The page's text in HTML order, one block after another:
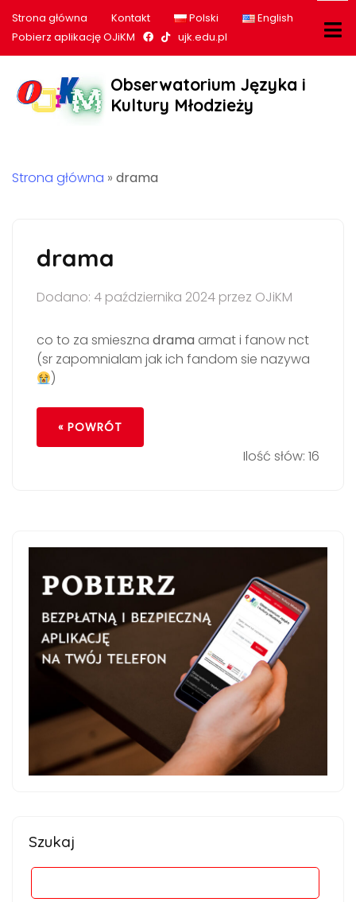
Strona główna Kontakt Polski
English
Pobierz aplikację OJiKM
Nasz profil na Facebook
Nasz profil na tiktok
ujk.edu.pl
Obserwatorium Języka i
Kultury Młodzieży
Strona główna » drama
drama
Dodano: 4 października 2024 przez OJiKM
co to za smieszna drama armat i fanow nct
(sr zapomnialam jak ich fandom sie nazywa
)
« POWRÓT
Ilość słów: 16
Szukaj